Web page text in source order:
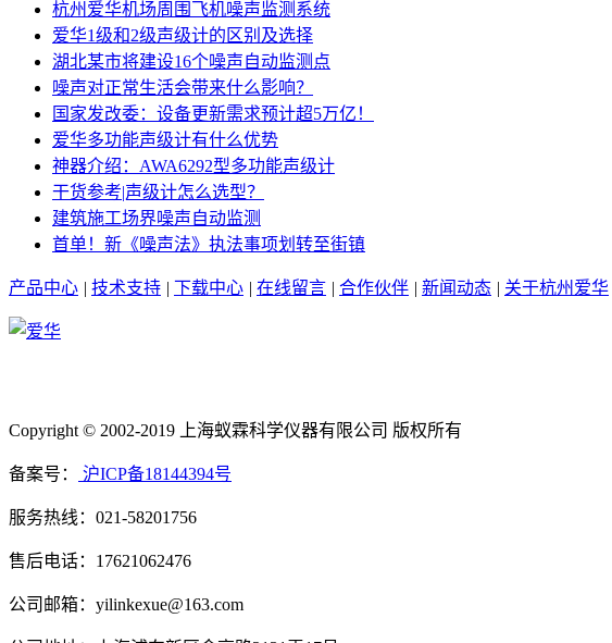
杭州爱华机场周围飞机噪声监测系统
爱华1级和2级声级计的区别及选择
湖北某市将建设16个噪声自动监测点
噪声对正常生活会带来什么影响？
国家发改委：设备更新需求预计超5万亿！
爱华多功能声级计有什么优势
神器介绍：AWA6292型多功能声级计
干货参考|声级计怎么选型？
建筑施工场界噪声自动监测
首单！新《噪声法》执法事项划转至街镇
产品中心 技术支持 下载中心 在线留言 合作伙伴 新闻动态 关于杭州爱华
Copyright © 2002-2019 上海蚁霖科学仪器有限公司 版权所有
备案号： 沪ICP备18144394号
服务热线：021-58201756
售后电话：17621062476
公司邮箱：yilinkexue@163.com